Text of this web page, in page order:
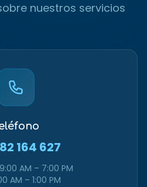
nuestros servicios
164 627
AM – 7:00 PM
AM – 1:00 PM